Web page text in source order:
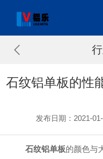
石纹铝单板的性
发布日期：2021-
石纹铝单板的颜色与